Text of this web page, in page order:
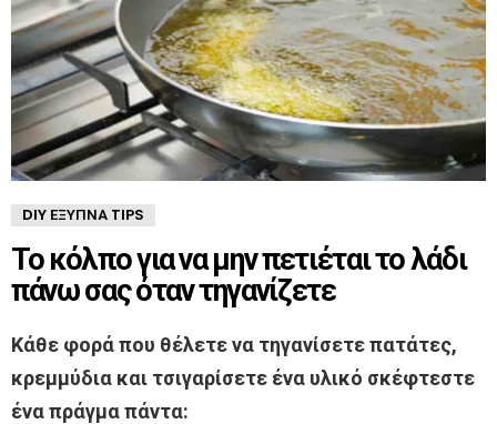
DIY ΈΞΥΠΝΑ TIPS
Το κόλπο για να μην πετιέται το λάδι
πάνω σας όταν τηγανίζετε
Κάθε φορά που θέλετε να τηγανίσετε πατάτες,
κρεμμύδια και τσιγαρίσετε ένα υλικό σκέφτεστε
ένα πράγμα πάντα: